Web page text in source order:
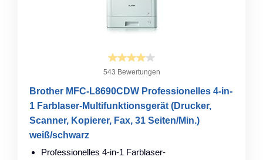
543 Bewertungen
Brother MFC-L8690CDW Professionelles 4-in-
1 Farblaser-Multifunktionsgerät (Drucker,
Scanner, Kopierer, Fax, 31 Seiten/Min.)
weiß/schwarz
Professionelles 4-in-1 Farblaser-